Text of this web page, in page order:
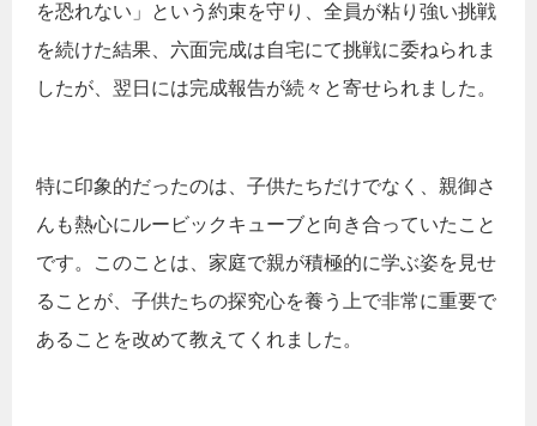
を恐れない」という約束を守り、全員が粘り強い挑戦
を続けた結果、六面完成は自宅にて挑戦に委ねられま
したが、翌日には完成報告が続々と寄せられました。
特に印象的だったのは、子供たちだけでなく、親御さ
んも熱心にルービックキューブと向き合っていたこと
です。このことは、家庭で親が積極的に学ぶ姿を見せ
ることが、子供たちの探究心を養う上で非常に重要で
あることを改めて教えてくれました。